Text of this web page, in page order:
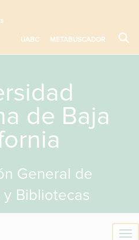
UABC METABUSCADOR
de Baja
General de
Bibliotecas
T